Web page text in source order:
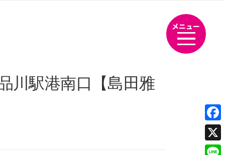
メニュー
川駅港南口【島田雅
X